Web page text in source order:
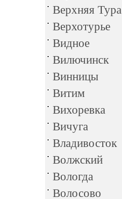
Верхняя Тура
Верхотурье
Видное
Вилючинск
Винницы
Витим
Вихоревка
Вичуга
Владивосток
Волжский
Вологда
Волосово